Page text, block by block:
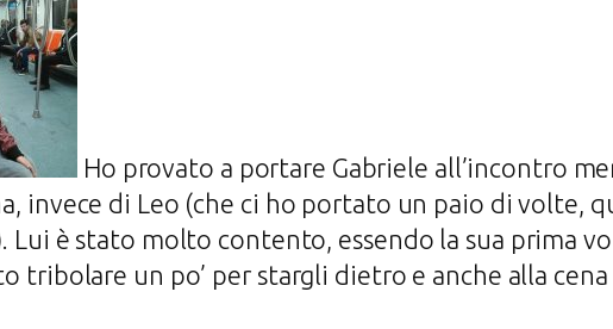
Ho provato a portare Gabriele all’incontro
invece di Leo (che ci ho portato un paio di volte,
Lui è stato molto contento, essendo la sua prima
tribolare un po’ per stargli dietro e anche alla